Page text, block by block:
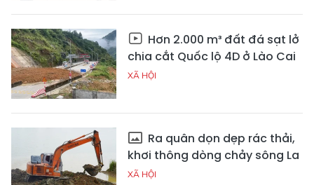
Hơn 2.000 m³ đất đá sạt lở
chia cắt Quốc lộ 4D ở Lào Cai
XÃ HỘI
Ra quân dọn dẹp rác thải,
khơi thông dòng chảy sông La
XÃ HỘI